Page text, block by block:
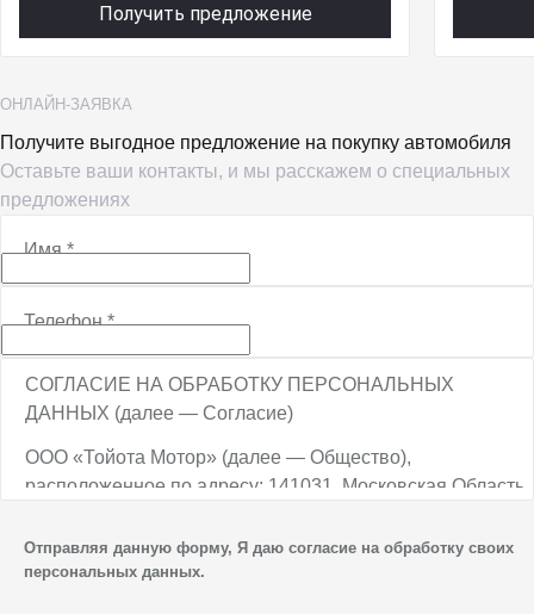
Получить предложение
ОНЛАЙН-ЗАЯВКА
Получите выгодное предложение на покупку автомобиля
Оставьте ваши контакты, и мы расскажем о специальных
предложениях
Имя*
Телефон*
СОГЛАСИЕ НА ОБРАБОТКУ ПЕРСОНАЛЬНЫХ
ДАННЫХ (далее — Согласие)
ООО «Тойота Мотор» (далее — Общество),
расположенное по адресу: 141031, Московская Область,
Автомобильный, стр. 5А/1, является оператором
персональных данных.
Отправляя данную форму, Я даю согласие на обработку своих
персональных данных.